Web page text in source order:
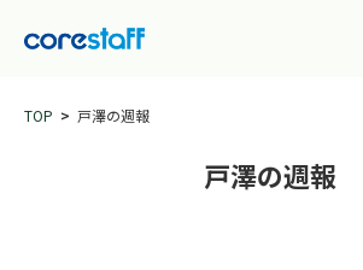
TOP 戸澤の週報
戸澤の週報